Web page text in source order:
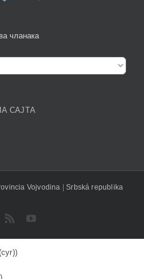
чланака
САЈТА
Vojvodina |Srbská republika
Rss YouTube
)